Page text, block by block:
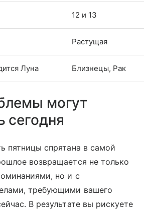
12 и 13
Растущая
Луна Близнецы, Рак
могут
сегодня
пятницы спрятана в самой
возвращается не только
но и с
требующими вашего
В результате вы рискуете